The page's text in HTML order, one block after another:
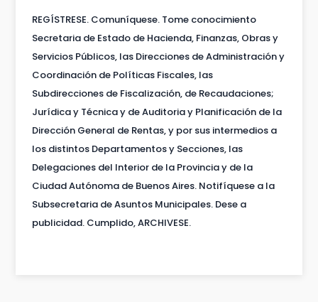
REGÍSTRESE. Comuníquese. Tome conocimiento
Secretaria de Estado de Hacienda, Finanzas, Obras y
Servicios Públicos, las Direcciones de Administración y
Coordinación de Políticas Fiscales, las
Subdirecciones de Fiscalización, de Recaudaciones;
Jurídica y Técnica y de Auditoria y Planificación de la
Dirección General de Rentas, y por sus intermedios a
los distintos Departamentos y Secciones, las
Delegaciones del Interior de la Provincia y de la
Ciudad Autónoma de Buenos Aires. Notifíquese a la
Subsecretaria de Asuntos Municipales. Dese a
publicidad. Cumplido, ARCHIVESE.